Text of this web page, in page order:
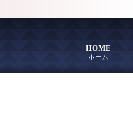
HOME
ホーム